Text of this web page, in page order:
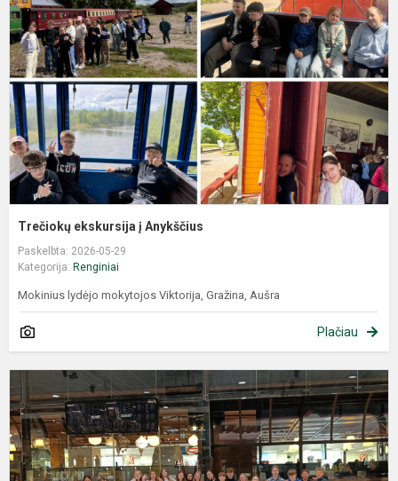
Trečiokų ekskursija į Anykščius
Paskelbta: 2026-05-29
Kategorija: Renginiai
Mokinius lydėjo mokytojos Viktorija, Gražina, Aušra
Plačiau